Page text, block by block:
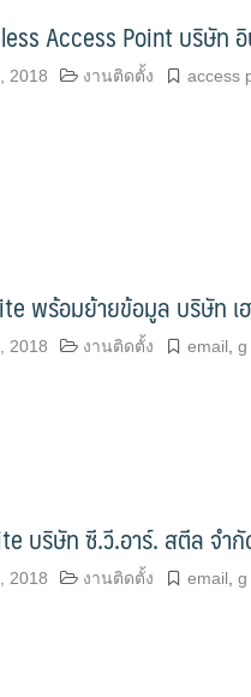
Access Point บริษัท อิ
2018 งานติดตั้ง access
พร้อมย้ายข้อมูล บริษัท เฮ
2018 งานติดตั้ง email g
บริษัท ซี.วี.อาร์. สตีล จำ
2018 งานติดตั้ง email, g